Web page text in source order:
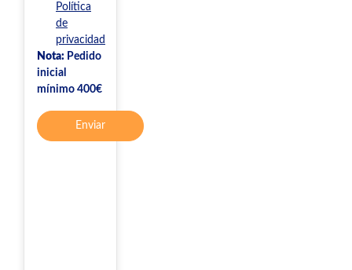
Política
de
privacidad
Nota: Pedido
inicial
mínimo 400€
Enviar